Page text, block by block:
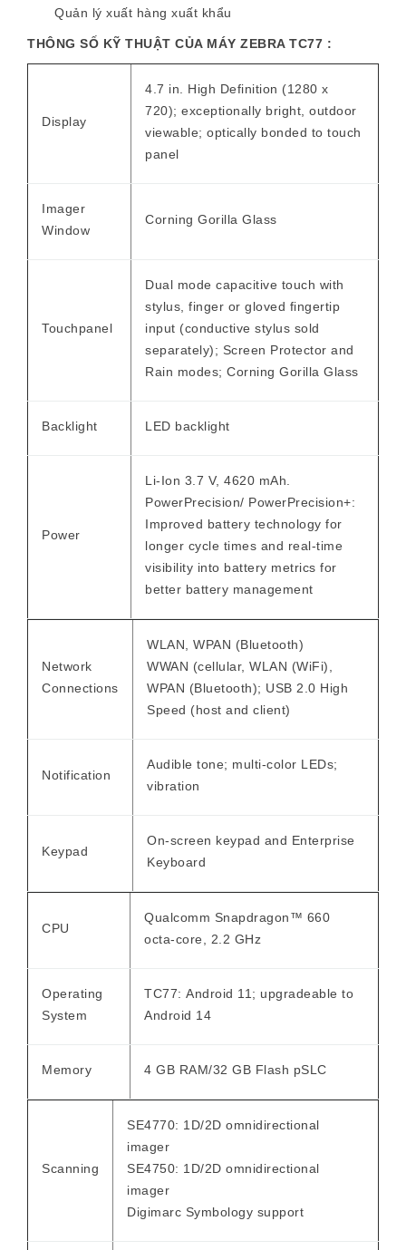
Quản lý xuất hàng xuất khẩu
THÔNG SỐ KỸ THUẬT CỦA MÁY ZEBRA TC77 :
Display
4.7 in. High Definition (1280 x
720); exceptionally bright, outdoor
viewable; optically bonded to touch
panel
Imager
Window
Corning Gorilla Glass
Touchpanel
Dual mode capacitive touch with
stylus, finger or gloved fingertip
input (conductive stylus sold
separately); Screen Protector and
Rain modes; Corning Gorilla Glass
Backlight LED backlight
Power
Li-Ion 3.7 V, 4620 mAh.
PowerPrecision/ PowerPrecision+:
Improved battery technology for
longer cycle times and real-time
visibility into battery metrics for
better battery management
Network
Connections
WLAN, WPAN (Bluetooth)
WWAN (cellular, WLAN (WiFi),
WPAN (Bluetooth); USB 2.0 High
Speed (host and client)
Notification
Audible tone; multi-color LEDs;
vibration
Keypad
On-screen keypad and Enterprise
Keyboard
CPU
Qualcomm Snapdragon™ 660
octa-core, 2.2 GHz
Operating
System
TC77: Android 11; upgradeable to
Android 14
Memory 4 GB RAM/32 GB Flash pSLC
Scanning
SE4770: 1D/2D omnidirectional
imager
SE4750: 1D/2D omnidirectional
imager
Digimarc Symbology support